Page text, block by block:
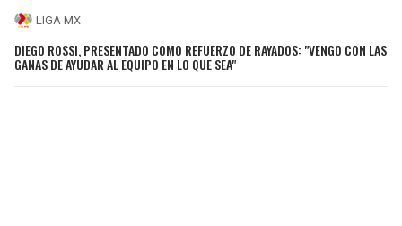
LIGA MX
DIEGO ROSSI, PRESENTADO COMO REFUERZO DE RAYADOS: "VENGO CON LAS
GANAS DE AYUDAR AL EQUIPO EN LO QUE SEA"